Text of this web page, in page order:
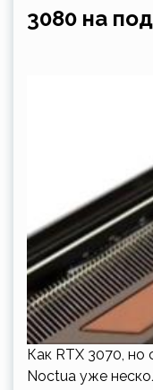
3080 на
Как RTX 3070, но
Noctua уже